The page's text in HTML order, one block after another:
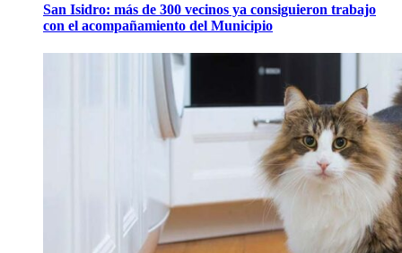
San Isidro: más de 300 vecinos ya consiguieron trabajo
con el acompañamiento del Municipio